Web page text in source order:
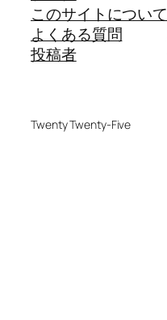
このサイトについて
よくある質問
投稿者
Twenty Twenty-Five